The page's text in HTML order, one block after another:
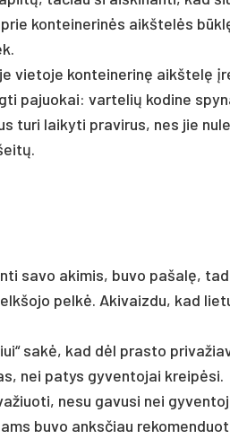
kon­tei­ne­rinės aikš­telės
vie­to­je kon­tei­ne­rinę aikš­telę
pa­juo­kai: var­te­lių ko­di­ne
tu­ri lai­ky­ti pra­vi­rus, nes jie
sa­vo aki­mis, bu­vo pa­šalę,
pelkė. Aki­vaiz­du, kad
sakė, kad dėl pra­sto
nei pa­tys gy­ven­to­jai kreipė­si.
ne­su ga­vu­si nei
bu­vo anks­čiau